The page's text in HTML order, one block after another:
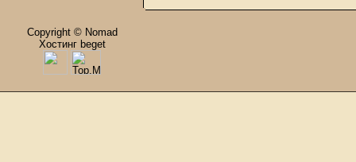
Copyright © Nomad
Хостинг beget